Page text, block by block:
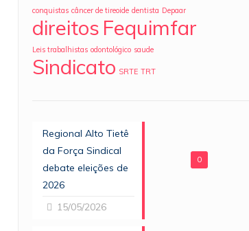
conquistas câncer de tireoide dentista Depaar
direitos Fequimfar
Leis trabalhistas odontológico saude
Sindicato SRTE TRT
0
Regional Alto Tietê
da Força Sindical
debate eleições de
2026
15/05/2026